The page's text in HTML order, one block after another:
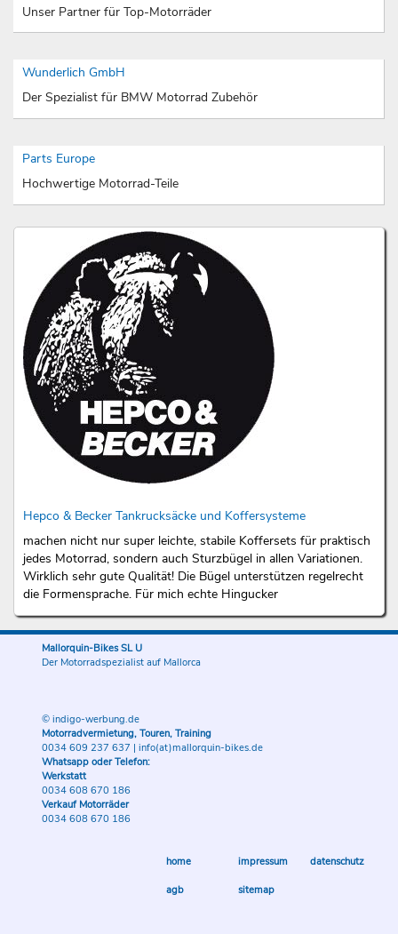
Unser Partner für Top-Motorräder
Wunderlich GmbH
Der Spezialist für BMW Motorrad Zubehör
Parts Europe
Hochwertige Motorrad-Teile
Hepco & Becker Tankrucksäcke und Koffersysteme
machen nicht nur super leichte, stabile Koffersets für praktisch
jedes Motorrad, sondern auch Sturzbügel in allen Variationen.
Wirklich sehr gute Qualität! Die Bügel unterstützen regelrecht
die Formensprache. Für mich echte Hingucker
Mallorquin-Bikes SL U
Der Motorradspezialist auf Mallorca
© indigo-werbung.de
Motorradvermietung, Touren, Training
0034 609 237 637 | info(at)mallorquin-bikes.de
Whatsapp oder Telefon:
Werkstatt
0034 608 670 186
Verkauf Motorräder
0034 608 670 186
home impressum datenschutz
agb sitemap